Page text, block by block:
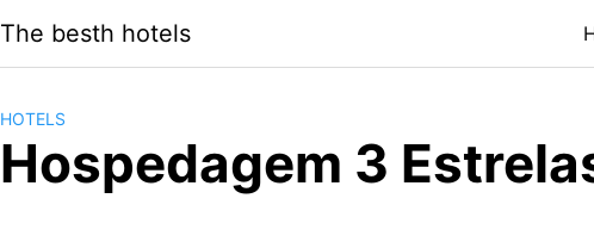
The besth hotels
HOTELS
Hospedagem 3